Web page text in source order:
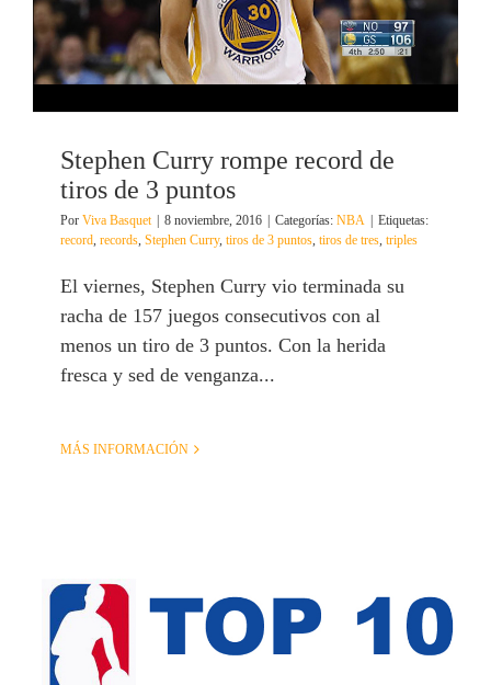
Stephen Curry rompe record de
tiros de 3 puntos
Por Viva Basquet 8 noviembre, 2016 Categorías: NBA
Etiquetas:
record, records, Stephen Curry, tiros de 3 puntos, tiros de tres, triples
El viernes, Stephen Curry vio terminada su
racha de 157 juegos consecutivos con al
menos un tiro de 3 puntos. Con la herida
fresca y sed de venganza...
MÁS INFORMACIÓN